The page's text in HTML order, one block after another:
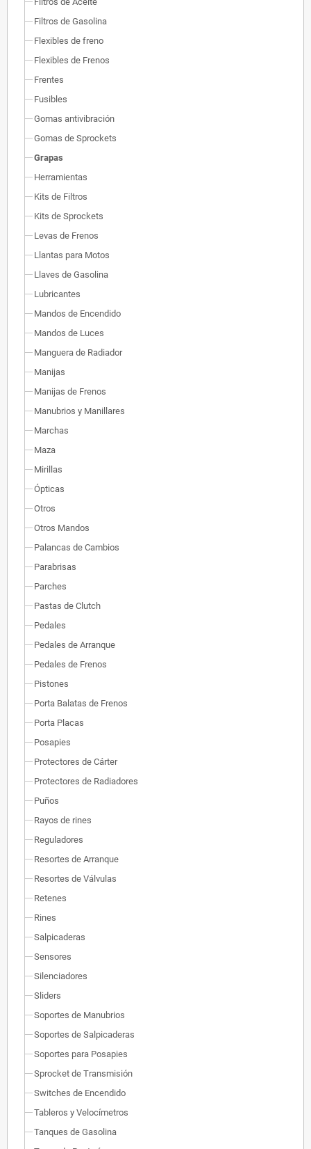
Filtros de Gasolina
Flexibles de freno
Flexibles de Frenos
Frentes
Fusibles
Gomas antivibración
Gomas de Sprockets
Grapas
Herramientas
Kits de Filtros
Kits de Sprockets
Levas de Frenos
Llantas para Motos
Llaves de Gasolina
Lubricantes
Mandos de Encendido
Mandos de Luces
Manguera de Radiador
Manijas
Manijas de Frenos
Manubrios y Manillares
Marchas
Maza
Mirillas
Ópticas
Otros
Otros Mandos
Palancas de Cambios
Parabrisas
Parches
Pastas de Clutch
Pedales
Pedales de Arranque
Pedales de Frenos
Pistones
Porta Balatas de Frenos
Porta Placas
Posapies
Protectores de Cárter
Protectores de Radiadores
Puños
Rayos de rines
Reguladores
Resortes de Arranque
Resortes de Válvulas
Retenes
Rines
Salpicaderas
Sensores
Silenciadores
Sliders
Soportes de Manubrios
Soportes de Salpicaderas
Soportes para Posapies
Sprocket de Transmisión
Switches de Encendido
Tableros y Velocímetros
Tanques de Gasolina